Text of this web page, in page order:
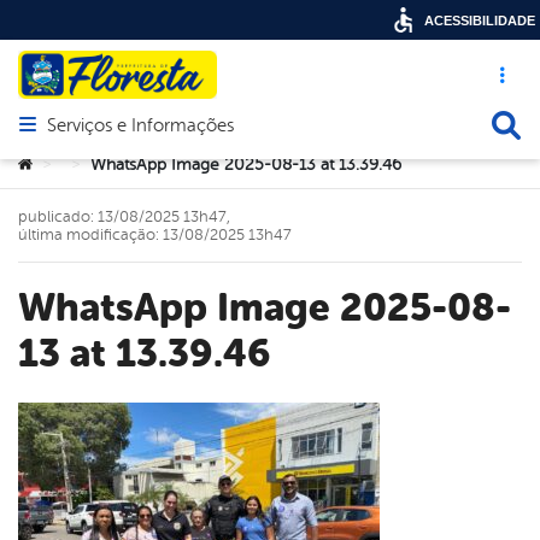
Acesso
Abrir menu principal de navegação
Serviços e Informações
Você está aqui:
> > WhatsApp Image 2025-08-13 at 13.39.46
WhatsApp Image 2025-08-
13 at 13.39.46
publicado: 13/08/2025 13h47,
última modificação: 13/08/2025 13h47
ACESSIBILIDADE